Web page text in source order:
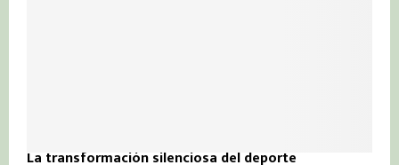
La transformación silenciosa del deporte